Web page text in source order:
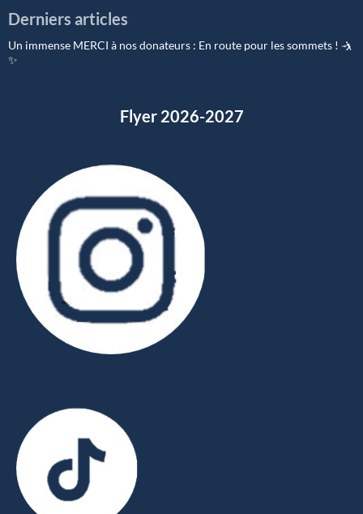
Derniers articles
Un immense MERCI à nos donateurs : En route pour les sommets ! 🤺
✨
Flyer 2026-2027